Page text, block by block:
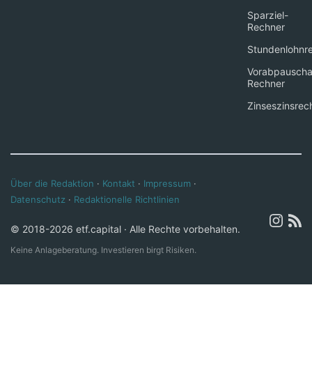
Sparziel-
Rechner
Rechner
Über die Redaktion · Kontakt · Impressum ·
Datenschutz · Redaktionelle Richtlinien
© 2018-2026 etf.capital · Alle Rechte vorbehalten.
Keine Anlageberatung. Investieren birgt Risiken.